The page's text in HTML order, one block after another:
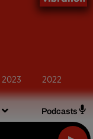
Podcasts
2023 2022